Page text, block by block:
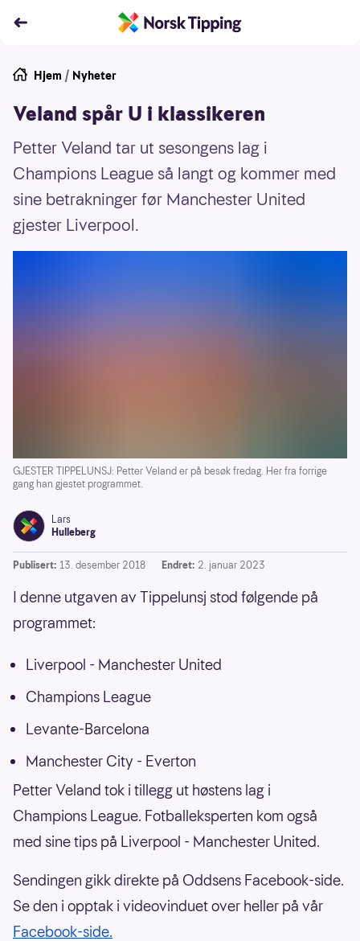
Hjem / Nyheter
Veland spår U i klassikeren
Petter Veland tar ut sesongens lag i
Champions League så langt og kommer med
sine betrakninger før Manchester United
gjester Liverpool.
GJESTER TIPPELUNSJ: Petter Veland er på besøk fredag. Her fra forrige
gang han gjestet programmet.
Lars
Hulleberg
Publisert: 13. desember 2018 Endret: 2. januar 2023
I denne utgaven av Tippelunsj stod følgende på
programmet:
Liverpool - Manchester United
Champions League
Levante-Barcelona
Manchester City - Everton
Petter Veland tok i tillegg ut høstens lag i
Champions League. Fotballeksperten kom også
med sine tips på Liverpool - Manchester United.
Sendingen gikk direkte på Oddsens Facebook-side.
Se den i opptak i videovinduet over heller på vår
Facebook-side.